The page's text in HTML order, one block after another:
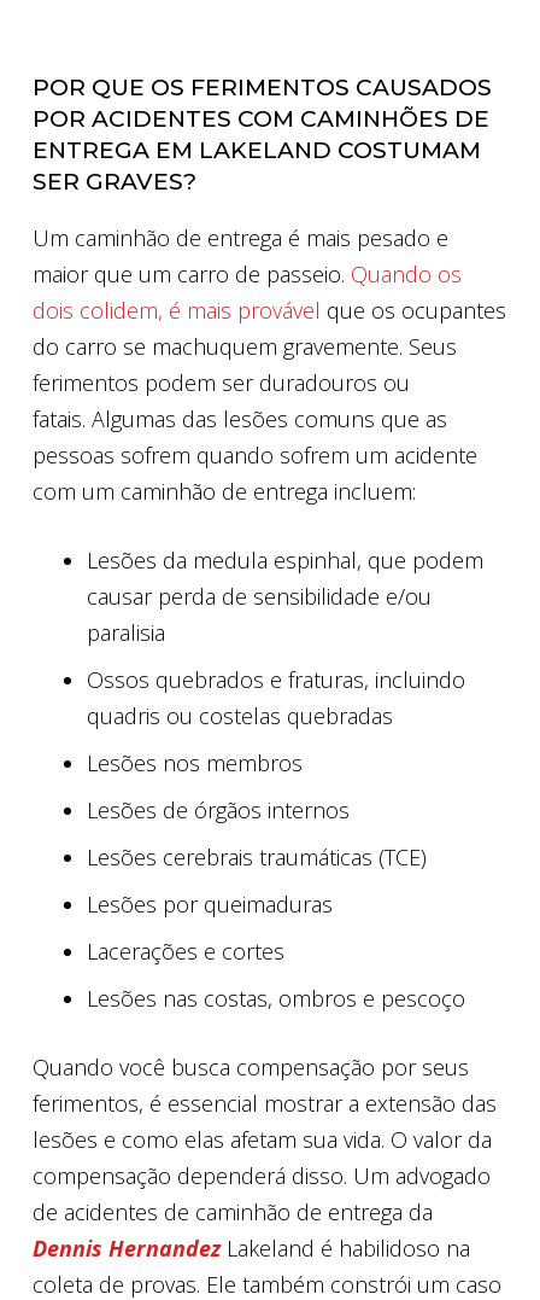
POR QUE OS FERIMENTOS CAUSADOS ​​
POR ACIDENTES COM CAMINHÕES DE
ENTREGA EM LAKELAND COSTUMAM
SER GRAVES?
Um caminhão de entrega é mais pesado e
maior que um carro de passeio. Quando os
dois colidem, é mais provável que os ocupantes
do carro se machuquem gravemente. Seus
ferimentos podem ser duradouros ou
fatais. Algumas das lesões comuns que as
pessoas sofrem quando sofrem um acidente
com um caminhão de entrega incluem:
Lesões da medula espinhal, que podem
causar perda de sensibilidade e/ou
paralisia
Ossos quebrados e fraturas, incluindo
quadris ou costelas quebradas
Lesões nos membros
Lesões de órgãos internos
Lesões cerebrais traumáticas (TCE)
Lesões por queimaduras
Lacerações e cortes
Lesões nas costas, ombros e pescoço
Quando você busca compensação por seus
ferimentos, é essencial mostrar a extensão das
lesões e como elas afetam sua vida. O valor da
compensação dependerá disso. Um advogado
de acidentes de caminhão de entrega da
Dennis HernandezLakeland é habilidoso na
coleta de provas. Ele também constrói um caso